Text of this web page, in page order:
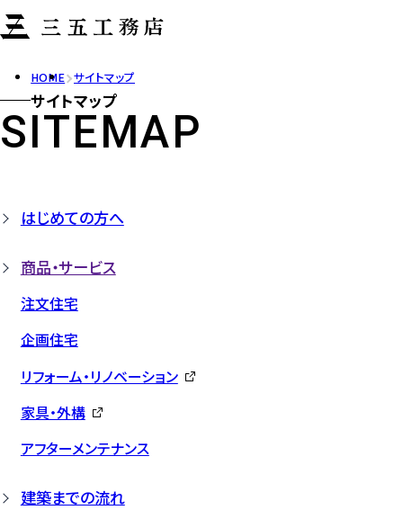
HOME サイトマップ
サイトマップ
SITEMAP
はじめての方へ
商品・サービス
注文住宅
企画住宅
リフォーム・リノベーション
家具・外構
アフターメンテナンス
建築までの流れ